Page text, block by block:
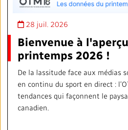
28 juil. 2026
Bienvenue à
printemps 2026 !
De la lassitude face aux médias
en continu du sport en direct :
tendances qui façonnent le
canadien.